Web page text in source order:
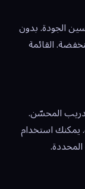
الجودة. بدون
القائمة
المحسّن.
يمكنك استخدام